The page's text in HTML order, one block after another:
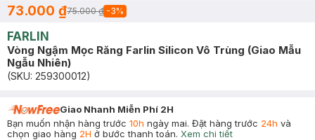
73.000 ₫75.000 ₫ -3%
FARLIN
Vòng Ngậm Mọc Răng Farlin Silicon Vô Trùng (Giao Mẫu
Ngẫu Nhiên)
(SKU: 259300012)
Giao Nhanh Miễn Phí 2H
Bạn muốn nhận hàng trước 10h ngày mai. Đặt hàng trước 24h và
chọn giao hàng 2H ở bước thanh toán. Xem chi tiết